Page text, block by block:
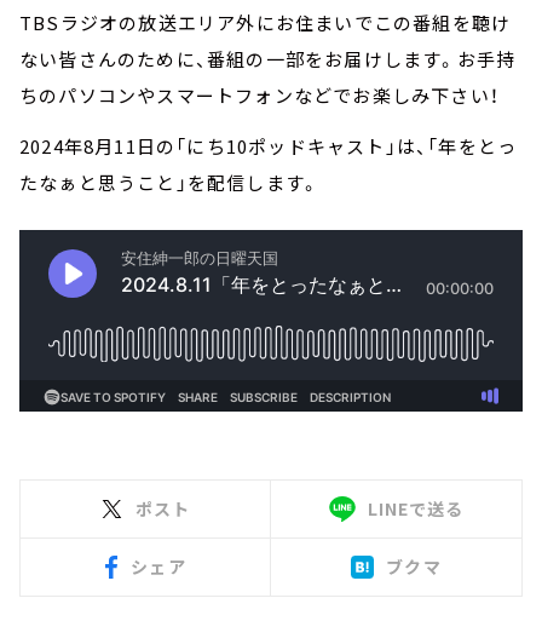
TBSラジオの放送エリア外にお住まいでこの番組を聴け
ない皆さんのために、番組の一部をお届けします。お手持
ちのパソコンやスマートフォンなどでお楽しみ下さい！
2024年8月11日の「にち10ポッドキャスト」は、「年をとっ
たなぁと思うこと」を配信します。
ポスト LINEで送る
シェア ブクマ